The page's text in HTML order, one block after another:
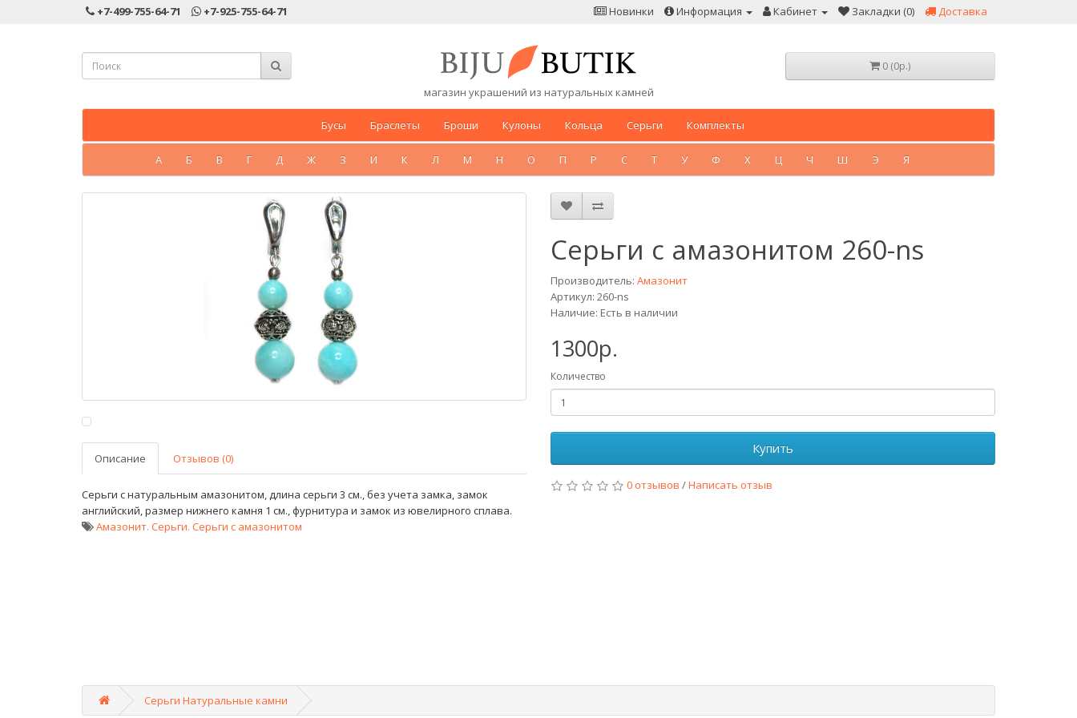
+7-499-755-64-71 +7-925-755-64-71 Новинки Информация Кабинет Закладки (0) Доставка
магазин украшений из натуральных камней
0 (0р.)
Бусы Браслеты Броши Кулоны Кольца Серьги Комплекты
А Б В Г Д Ж З И К Л М Н О П Р С Т У Ф Х Ц Ч Ш Э Я
Описание Отзывов (0)
Серьги с натуральным амазонитом, длина серьги 3 см., без учета замка, замок
английский, размер нижнего камня 1 см., фурнитура и замок из ювелирного сплава.
Серьги с амазонитом 260-ns
Производитель: Амазонит
Артикул: 260-ns
Наличие: Есть в наличии
1300р.
Количество
Купить
0 отзывов /Написать отзыв
Амазонит. Серьги. Серьги с амазонитом
Серьги Натуральные камни